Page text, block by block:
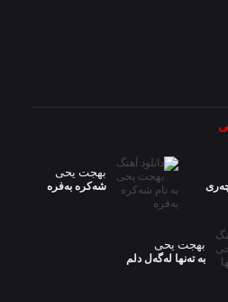
بهجت یحی
شەکرە بەفرە
بهجت یحی
به تەنها لەگەل دلم